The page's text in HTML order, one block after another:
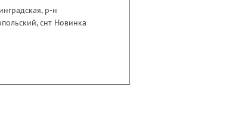
р-н
снт Новинка